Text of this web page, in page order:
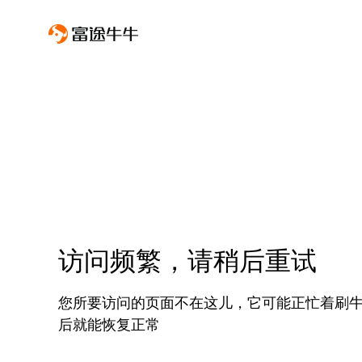
访问频繁，请稍后重试
您所要访问的页面不在这儿，它可能正忙着刷
后就能恢复正常